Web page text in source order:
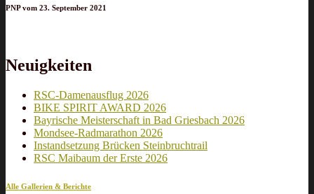
PNP vom 23. September 2021
Neuigkeiten
RSC-Damenausflug 2026
BIKE SPIRIT AWARD 2026
Bayrische Meisterschaft in Bad Griesbach 2026
Mondsee-Radmarathon 2026
Instandsetzung Brücken Steinbruchtrail
RSC Maibaum der Erste 2026
Alle Gallerien & Berichte